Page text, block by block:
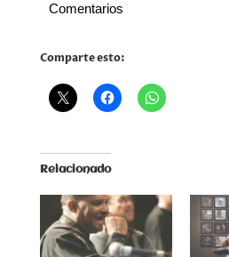
Comentarios
Comparte esto:
Relacionado